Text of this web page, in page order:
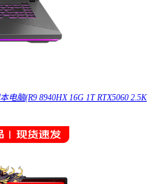
脑(R9 8940HX 16G 1T RTX5060 2.5K